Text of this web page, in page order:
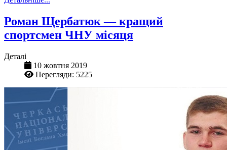
Роман Щербатюк — кращий
спортсмен ЧНУ місяця
Деталі
10 жовтня 2019
Перегляди: 5225